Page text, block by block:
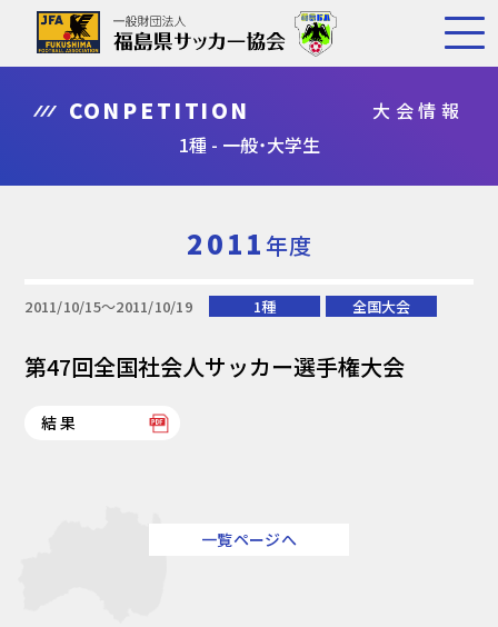
CONPETITION
大会情報
1種 - 一般・大学生
2011年度
2011/10/15〜2011/10/19 1種 全国大会
第47回全国社会人サッカー選手権大会
結果
一覧ページへ